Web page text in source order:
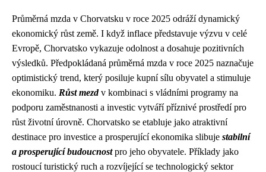
Průměrná mzda v Chorvatsku v roce 2025 odráží dynamický
ekonomický růst země. I když inflace představuje výzvu v celé
Evropě, Chorvatsko vykazuje odolnost a dosahuje pozitivních
výsledků. Předpokládaná průměrná mzda v roce 2025 naznačuje
optimistický trend, který posiluje kupní sílu obyvatel a stimuluje
ekonomiku. Růst mezdv kombinaci s vládními programy na
podporu zaměstnanosti a investic vytváří příznivé prostředí pro
růst životní úrovně. Chorvatsko se etabluje jako atraktivní
destinace pro investice a prosperující ekonomika slibuje stabilní
a prosperující budoucnostpro jeho obyvatele. Příklady jako
rostoucí turistický ruch a rozvíjející se technologický sektor